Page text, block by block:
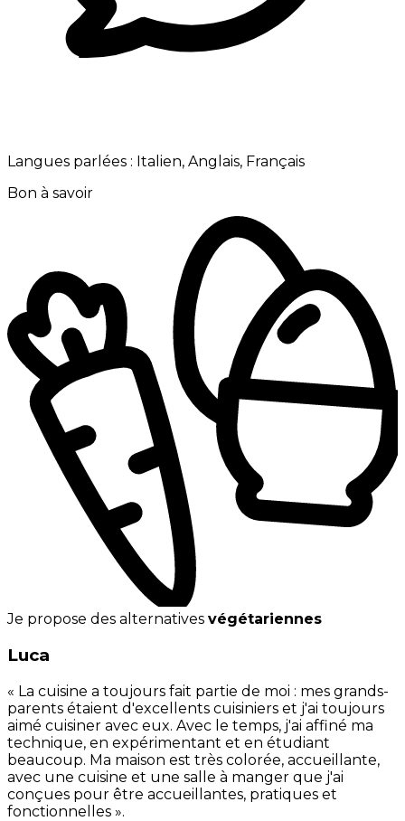
Langues parlées : Italien, Anglais, Français
Bon à savoir
Je propose des alternatives végétariennes
Luca
« La cuisine a toujours fait partie de moi : mes grands-
parents étaient d'excellents cuisiniers et j'ai toujours
aimé cuisiner avec eux. Avec le temps, j'ai affiné ma
technique, en expérimentant et en étudiant
beaucoup. Ma maison est très colorée, accueillante,
avec une cuisine et une salle à manger que j'ai
conçues pour être accueillantes, pratiques et
fonctionnelles ».